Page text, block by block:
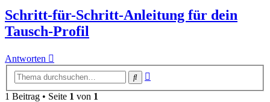
Schritt-für-Schritt-Anleitung für dein
Tausch-Profil
Antworten
Suche
1 Beitrag • Seite 1 von 1